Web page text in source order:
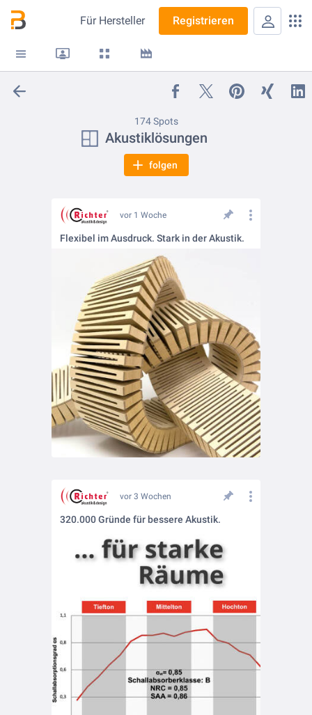
Für Hersteller Registrieren
174 Spots
Akustiklösungen
folgen
vor 1 Woche
Flexibel im Ausdruck. Stark in der Akustik.
vor 3 Wochen
320.000 Gründe für bessere Akustik.